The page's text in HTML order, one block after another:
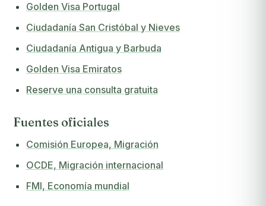
Golden Visa Portugal
Ciudadanía San Cristóbal y Nieves
Ciudadanía Antigua y Barbuda
Golden Visa Emiratos
Reserve una consulta gratuita
Fuentes oficiales
Comisión Europea, Migración
OCDE, Migración internacional
FMI, Economía mundial